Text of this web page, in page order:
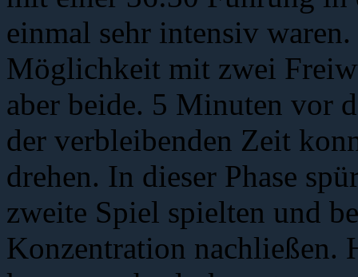
einmal sehr intensiv
Möglichkeit mit zwei
aber beide. 5 Minuten vor
der verbleibenden Zeit
drehen. In dieser Phase
zweite Spiel spielten und
Konzentration nachließen.